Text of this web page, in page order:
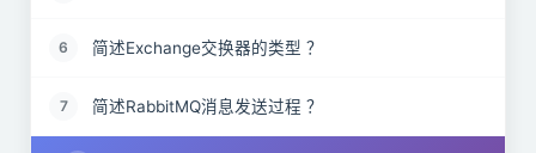
6 简述Exchange交换器的类型 ？
7 简述RabbitMQ消息发送过程 ？